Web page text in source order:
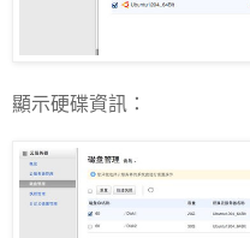
顯示硬碟資訊：